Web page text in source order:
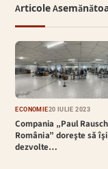
Articole
ECONOMIE20 IULIE 2023
Compania „Paul
România” doreşte să îşi
dezvolte…